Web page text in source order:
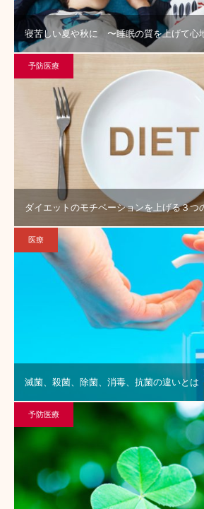
寝苦しい夏や秋に 〜睡眠の質を上げて心
予防医療
ダイエットのモチベーションを上げる３
医療
滅菌、殺菌、除菌、消毒、抗菌の違いとは
予防医療